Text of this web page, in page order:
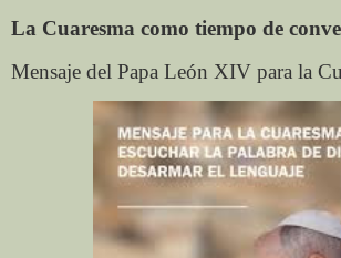
La Cuaresma como tiempo de
Mensaje del Papa León XIV para la